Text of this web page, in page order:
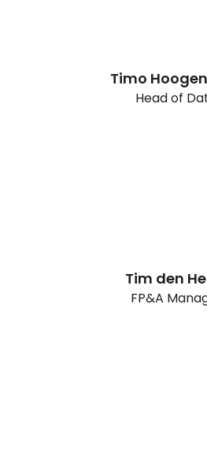
Timo
Head of
Tim den
FP&A